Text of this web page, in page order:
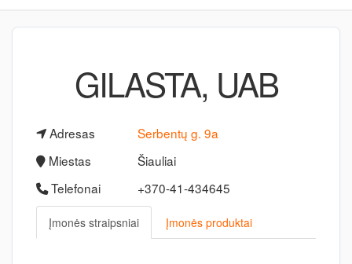
GILASTA, UAB
Adresas
Serbentų g. 9a
Miestas
Šiauliai
Telefonai
+370-41-434645
Įmonės straipsniai Įmonės produktai